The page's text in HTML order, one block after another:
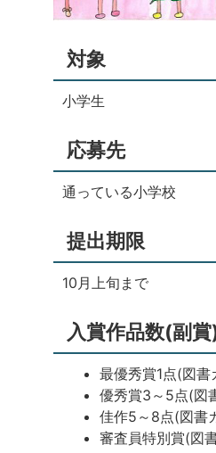
対象
小学生
応募先
通っている小学校
提出期限
10月上旬まで
入賞作品数(副賞
最優秀賞1点(図
優秀賞3～5点(図
佳作5～8点(図書
審査員特別賞(図